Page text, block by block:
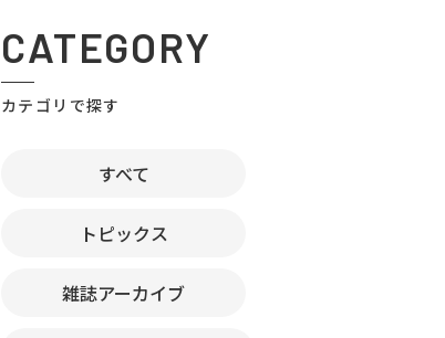
CATEGORY
カテゴリで探す
すべて
トピックス
雑誌アーカイブ